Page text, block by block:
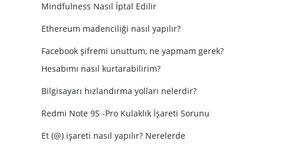
Mindfulness Nasıl İptal Edilir
Ethereum madenciliği nasıl yapılır?
Facebook şifremi unuttum, ne yapmam gerek?
Hesabımı nasıl kurtarabilirim?
Bilgisayarı hızlandırma yolları nelerdir?
Redmi Note 9S -Pro Kulaklık İşareti Sorunu
Et (@) işareti nasıl yapılır? Nerelerde